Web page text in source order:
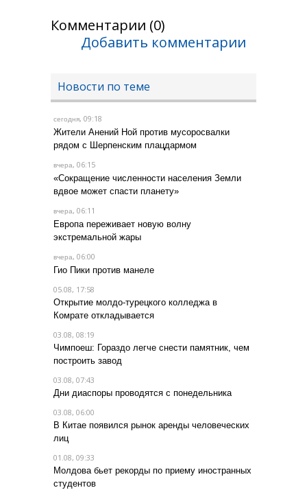
Комментарии (0)
Добавить комментарии
Новости по теме
сегодня, 09:18
Жители Анений Ной против мусоросвалки
рядом с Шерпенским плацдармом
вчера, 06:15
«Сокращение численности населения Земли
вдвое может спасти планету»
вчера, 06:11
Европа переживает новую волну
экстремальной жары
вчера, 06:00
Гио Пики против манеле
05.08, 17:58
Открытие молдо-турецкого колледжа в
Комрате откладывается
03.08, 08:19
Чимпоеш: Гораздо легче снести памятник, чем
построить завод
03.08, 07:43
Дни диаспоры проводятся с понедельника
03.08, 06:00
В Китае появился рынок аренды человеческих
лиц
01.08, 09:33
Молдова бьет рекорды по приему иностранных
студентов